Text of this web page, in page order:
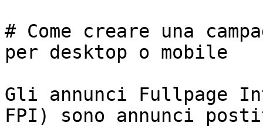
# Come creare una
per desktop o mobile
Gli annunci Fullpage
FPI) sono annunci